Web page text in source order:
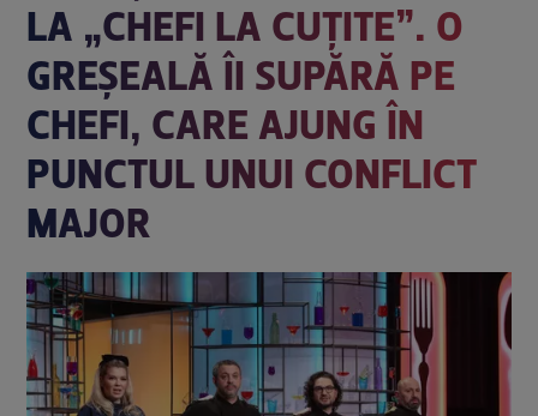
LA „CHEFI LA CUȚITE”. O
GREȘEALĂ ÎI SUPĂRĂ PE
CHEFI, CARE AJUNG ÎN
PUNCTUL UNUI CONFLICT
MAJOR